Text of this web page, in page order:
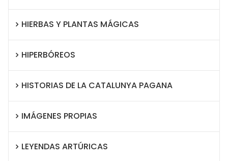
HIERBAS Y PLANTAS MÁGICAS
HIPERBÓREOS
HISTORIAS DE LA CATALUNYA PAGANA
IMÁGENES PROPIAS
LEYENDAS ARTÚRICAS